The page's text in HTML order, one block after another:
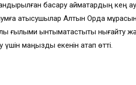
басқару аймақтардың кең
қатысушылар Алтын Орда мұрасын
ғылыми ынтымақтастықты нығайту
үшін маңызды екенін атап өтті.